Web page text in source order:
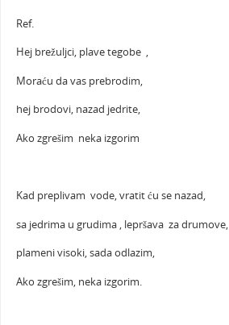
Ref.
Hej brežuljci, plave tegobe ,
Moraću da vas prebrodim,
hej brodovi, nazad jedrite,
Ako zgrešim neka izgorim
Kad preplivam vode, vratit ću se nazad,
sa jedrima u grudima , lepršava za drumove,
plameni visoki, sada odlazim,
Ako zgrešim, neka izgorim.